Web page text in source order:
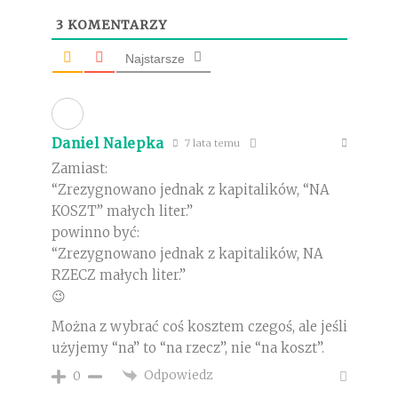
3 KOMENTARZY
Najstarsze
Daniel Nalepka 7 lata temu
Zamiast:
“Zrezygnowano jednak z kapitalików, “NA
KOSZT” małych liter.”
powinno być:
“Zrezygnowano jednak z kapitalików, NA
RZECZ małych liter.”
😉
Można z wybrać coś kosztem czegoś, ale jeśli
użyjemy “na” to “na rzecz”, nie “na koszt”.
0 Odpowiedz